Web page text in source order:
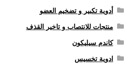
منتجات لاثارة الزوجه
منتجات للانتصاب و تاخير القذف
أدوية تكبير و تضخيم العضو
منتجات للانتصاب و تاخير القذف
كاندم سيليكون
ادوية تخسيس